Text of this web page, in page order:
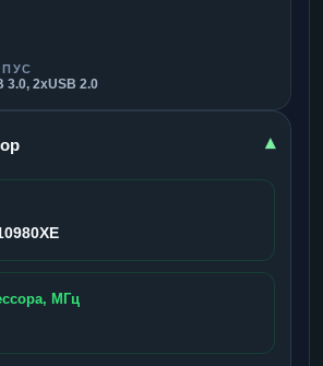
3.0, 2xUSB 2.0
▾
МГц